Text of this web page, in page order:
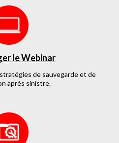
le Webinar
de sauvegarde et de
après sinistre.